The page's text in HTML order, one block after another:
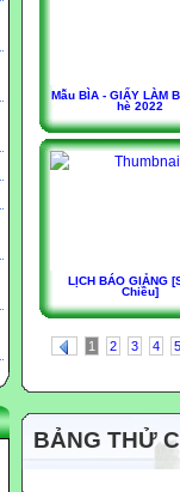
Mẫu BÌA - GIẤY LÀM
hè 2022
LỊCH BÁO GIẢNG
Chiều]
1 2 3 4 5
BẢNG THỬ